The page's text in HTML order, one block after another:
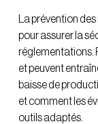
La prévention
pour assurer la
réglementations.
et peuvent
baisse de
et comment les
outils adaptés.